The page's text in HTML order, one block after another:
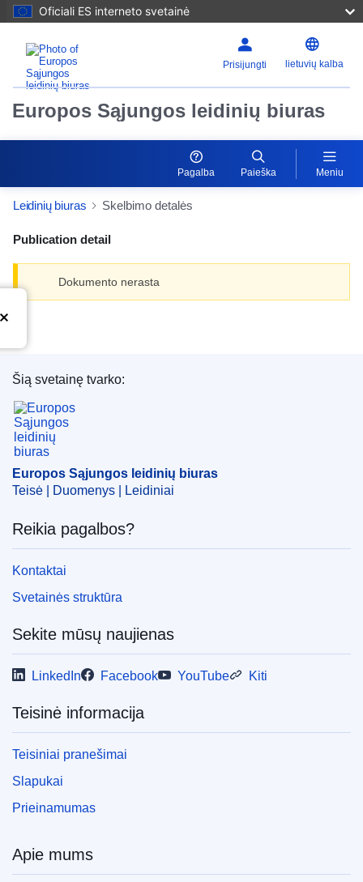
Oficiali ES interneto svetainė
Prisijungti lietuvių kalba
Europos Sąjungos leidinių biuras
Pagalba Paieška Meniu
Leidinių biuras Skelbimo detalės
Publication detail
Dokumento nerasta
Europos Sąjungos leidinių biuras
Šią svetainę tvarko:
Europos Sąjungos leidinių biuras
Teisė | Duomenys | Leidiniai
Reikia pagalbos?
Kontaktai
Svetainės struktūra
Sekite mūsų naujienas
LinkedIn Facebook YouTube Kiti
Teisinė informacija
Teisiniai pranešimai
Slapukai
Prieinamumas
Apie mums